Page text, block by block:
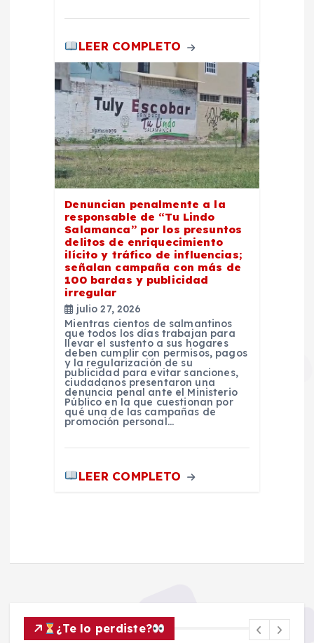
LEER COMPLETO
Denuncian penalmente a la
responsable de “Tu Lindo
Salamanca” por los presuntos
delitos de enriquecimiento
ilícito y tráfico de influencias;
señalan campaña con más de
100 bardas y publicidad
irregular
julio 27, 2026
Mientras cientos de salmantinos
que todos los días trabajan para
llevar el sustento a sus hogares
deben cumplir con permisos, pagos
y la regularización de su
publicidad para evitar sanciones,
ciudadanos presentaron una
denuncia penal ante el Ministerio
Público en la que cuestionan por
qué una de las campañas de
promoción personal…
LEER COMPLETO
¿Te lo perdiste?